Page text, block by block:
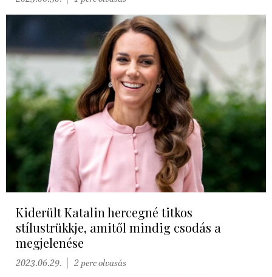
Kiderült Katalin hercegné titkos
stílustrükkje, amitől mindig csodás a
megjelenése
2023.06.29. 2 perc olvasás